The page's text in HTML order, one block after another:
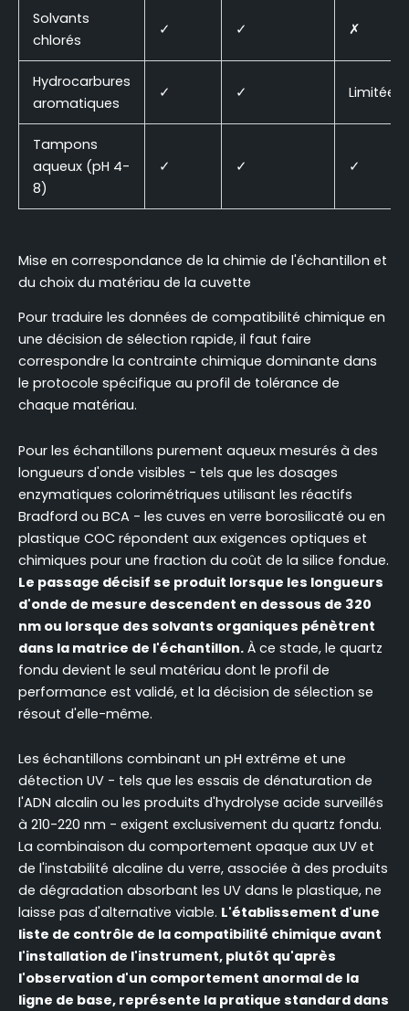
Solvants
chlorés
✓ ✓ ✗
Hydrocarbures
aromatiques
✓ ✓ Limitée
Tampons
aqueux (pH 4-
8)
✓ ✓ ✓
Mise en correspondance de la chimie de l'échantillon et
du choix du matériau de la cuvette
Pour traduire les données de compatibilité chimique en
une décision de sélection rapide, il faut faire
correspondre la contrainte chimique dominante dans
le protocole spécifique au profil de tolérance de
chaque matériau.
Pour les échantillons purement aqueux mesurés à des
longueurs d'onde visibles - tels que les dosages
enzymatiques colorimétriques utilisant les réactifs
Bradford ou BCA - les cuves en verre borosilicaté ou en
plastique COC répondent aux exigences optiques et
chimiques pour une fraction du coût de la silice fondue.
Le passage décisif se produit lorsque les longueurs
d'onde de mesure descendent en dessous de 320
nm ou lorsque des solvants organiques pénètrent
dans la matrice de l'échantillon. À ce stade, le quartz
fondu devient le seul matériau dont le profil de
performance est validé, et la décision de sélection se
résout d'elle-même.
Les échantillons combinant un pH extrême et une
détection UV - tels que les essais de dénaturation de
l'ADN alcalin ou les produits d'hydrolyse acide surveillés
à 210-220 nm - exigent exclusivement du quartz fondu.
La combinaison du comportement opaque aux UV et
de l'instabilité alcaline du verre, associée à des produits
de dégradation absorbant les UV dans le plastique, ne
laisse pas d'alternative viable. L'établissement d'une
liste de contrôle de la compatibilité chimique avant
l'installation de l'instrument, plutôt qu'après
l'observation d'un comportement anormal de la
ligne de base, représente la pratique standard dans